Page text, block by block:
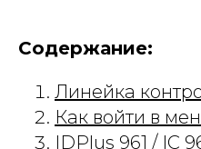
Содержание:
Линейка
Как войти в
IDPlus 961 / IC